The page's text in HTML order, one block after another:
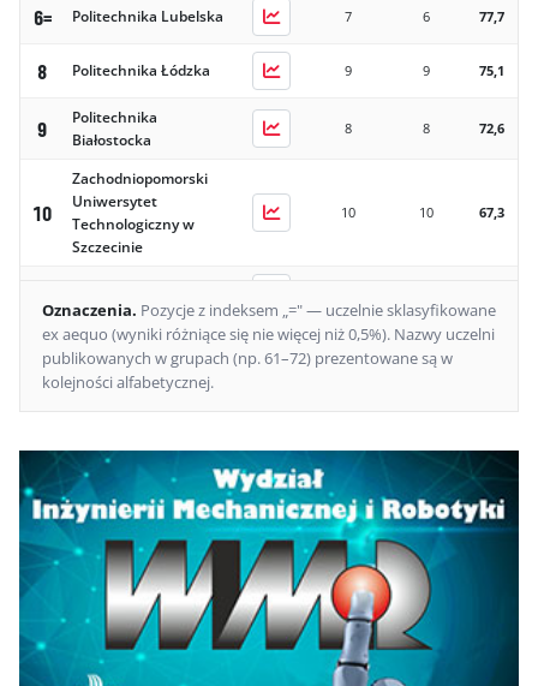
6= Politechnika Lubelska 7 6 77,7
8 Politechnika Łódzka 9 9 75,1
9
Politechnika
Białostocka
8 8 72,6
10
Zachodniopomorski
Uniwersytet
Technologiczny w
Szczecinie
10 10 67,3
12
Politechnika
Bydgoska im. Jana i
Jędrzeja Śniadeckich
12 11
13
Rzeszowska im.
Ignacego
Łukasiewicza
13 14 55,1
Uniwersytet Andrzeja
Frycza
Modrzewskiego w
Krakowie
13 15
15
Uniwersytet
Zielonogórski
15 13
Oznaczenia. Pozycje z indeksem „=" — uczelnie sklasyfikowane
ex aequo (wyniki różniące się nie więcej niż 0,5%). Nazwy uczelni
publikowanych w grupach (np. 61–72) prezentowane są w
kolejności alfabetycznej.